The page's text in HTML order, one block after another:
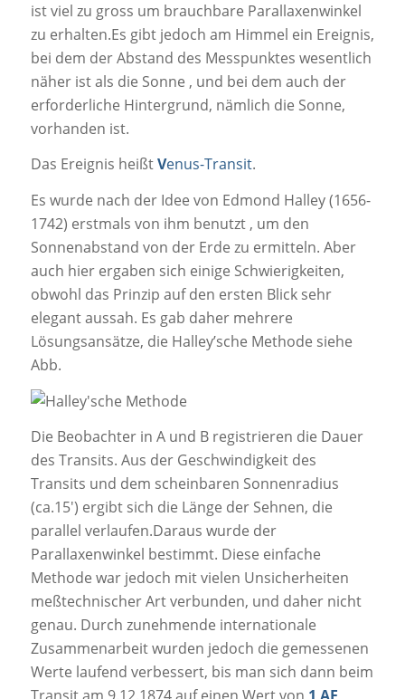
ist viel zu gross um brauchbare Parallaxenwinkel
zu erhalten.Es gibt jedoch am Himmel ein Ereignis,
bei dem der Abstand des Messpunktes wesentlich
näher ist als die Sonne , und bei dem auch der
erforderliche Hintergrund, nämlich die Sonne,
vorhanden ist.
Das Ereignis heißtVenus-Transit.
Es wurde nach der Idee von Edmond Halley(1656-
1742) erstmals von ihm benutzt , um den
Sonnenabstand von der Erde zu ermitteln. Aber
auch hier ergaben sich einige Schwierigkeiten,
obwohl das Prinzip auf den ersten Blick sehr
elegant aussah. Es gab daher mehrere
Lösungsansätze, die Halley’sche Methode siehe
Abb.
Die Beobachter in A und B registrieren die Dauer
des Transits. Aus der Geschwindigkeit des
Transits und dem scheinbaren Sonnenradius
(ca.15′) ergibt sich die Länge der Sehnen, die
parallel verlaufen.Daraus wurde der
Parallaxenwinkel bestimmt. Diese einfache
Methode war jedoch mit vielen Unsicherheiten
meßtechnischer Art verbunden, und daher nicht
genau. Durch zunehmende internationale
Zusammenarbeit wurden jedoch die gemessenen
Werte laufend verbessert, bis man sich dann beim